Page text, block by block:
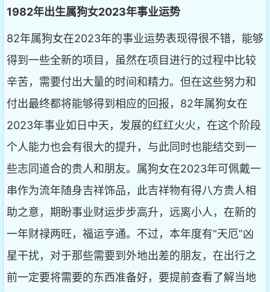
1982年出生属狗女2023年事业运势
82年属狗女在2023年的事业运势表现得很不错，能够
得到一些全新的项目，虽然在项目进行的过程中比较
辛苦，需要付出大量的时间和精力。但在这些努力和
付出最终都将能够得到相应的回报，82年属狗女在
2023年事业如日中天，发展的红红火火，在这个阶段
个人能力也会有很大的提升，与此同时也能结交到一
些志同道合的贵人和朋友。属狗女在2023年可佩戴一
串作为流年随身吉祥饰品，此吉祥物有得八方贵人相
助之意，期盼事业财运步步高升，远离小人，在新的
一年财禄两旺，福运亨通。不过，本年度有“天厄”凶
星干扰，对于那些需要到外地出差的朋友，在出行之
前一定要将需要的东西准备好，要提前查看了解当地